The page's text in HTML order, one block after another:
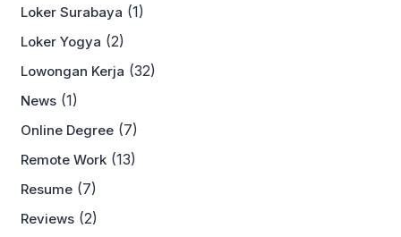
Loker Surabaya (1)
Loker Yogya (2)
Lowongan Kerja (32)
News (1)
Online Degree (7)
Remote Work (13)
Resume (7)
Reviews (2)